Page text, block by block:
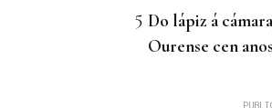
Do lápiz á
Ourense cen